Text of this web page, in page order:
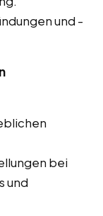
und -
bei
und